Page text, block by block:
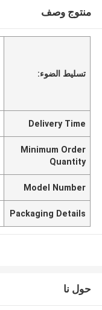
منتوج وصف
تسليط الضوء:
Delivery Time
Minimum Order
Quantity
Model Number
Packaging Details
حول نا